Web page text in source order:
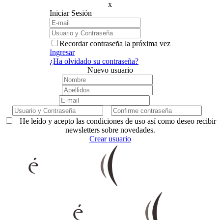
x
Iniciar Sesión
Recordar contraseña la próxima vez
Ingresar
¿Ha olvidado su contraseña?
Nuevo usuario
He leído y acepto las condiciones de uso así como deseo recibir
newsletters sobre novedades.
Crear usuario